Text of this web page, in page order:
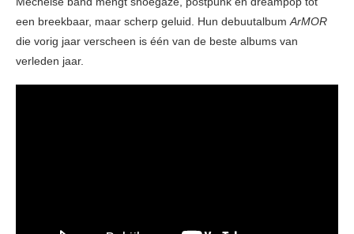
een breekbaar, maar scherp geluid. Hun debuutalbumArMOR
die vorig jaar verscheen is één van de beste albums van
verleden jaar.